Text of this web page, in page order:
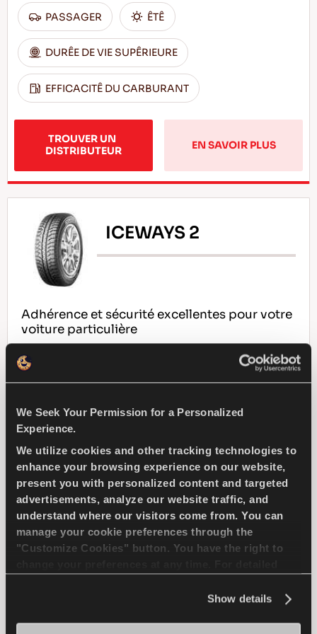
We Seek Your Permission for a Personalized
Experience.
We utilize cookies and other tracking technologies to
enhance your browsing experience on our website,
present you with personalized content and targeted
advertisements, analyze our website traffic, and
understand where our visitors come from. You can
manage your cookie preferences through the
"Customize Cookies" button. You have the right to
Show details
PASSAGER ÊTÊ
DURÊE DE VIE SUPÊRIEURE
EFFICACITÊ DU CARBURANT
TROUVER UN
DISTRIBUTEUR
EN SAVOIR PLUS
ICEWAYS 2
Adhérence et sécurité excellentes pour votre
voiture particulière
TRACTION SUR GLACE
FREINAGE SUR GLACE
MANIPULATION SUR GLACE
TROUVER UN
DISTRIBUTEUR
EN SAVOIR PLUS